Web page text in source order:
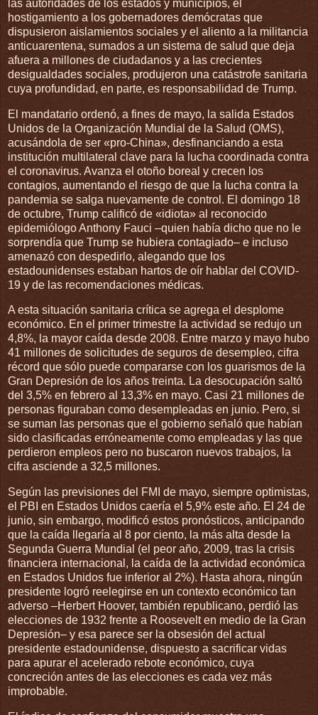
las autoridades de los estados y municipios, el
hostigamiento a los gobernadores demócratas que
dispusieron aislamientos sociales y el aliento a la militancia
anticuarentena, sumados a un sistema de salud que deja
afuera a millones de ciudadanos y a las crecientes
desigualdades sociales, produjeron una catástrofe sanitaria
cuya profundidad, en parte, es responsabilidad de Trump.
El mandatario ordenó, a fines de mayo, la salida Estados
Unidos de la Organización Mundial de la Salud (OMS),
acusándola de ser «pro-China», desfinanciando a esta
institución multilateral clave para la lucha coordinada contra
el coronavirus. Avanza el otoño boreal y crecen los
contagios, aumentando el riesgo de que la lucha contra la
pandemia se salga nuevamente de control. El domingo 18
de octubre, Trump calificó de «idiota» al reconocido
epidemiólogo Anthony Fauci –quien había dicho que no le
sorprendía que Trump se hubiera contagiado– e incluso
amenazó con despedirlo, alegando que los
estadounidenses estaban hartos de oír hablar del COVID-
19 y de las recomendaciones médicas.
A esta situación sanitaria crítica se agrega el desplome
económico. En el primer trimestre la actividad se redujo un
4,8%, la mayor caída desde 2008. Entre marzo y mayo hubo
41 millones de solicitudes de seguros de desempleo, cifra
récord que sólo puede compararse con los guarismos de la
Gran Depresión de los años treinta. La desocupación saltó
del 3,5% en febrero al 13,3% en mayo. Casi 21 millones de
personas figuraban como desempleadas en junio. Pero, si
se suman las personas que el gobierno señaló que habían
sido clasificadas erróneamente como empleadas y las que
perdieron empleos pero no buscaron nuevos trabajos, la
cifra asciende a 32,5 millones.
Según las previsiones del FMI de mayo, siempre optimistas,
el PBI en Estados Unidos caería el 5,9% este año. El 24 de
junio, sin embargo, modificó estos pronósticos, anticipando
que la caída llegaría al 8 por ciento, la más alta desde la
Segunda Guerra Mundial (el peor año, 2009, tras la crisis
financiera internacional, la caída de la actividad económica
en Estados Unidos fue inferior al 2%). Hasta ahora, ningún
presidente logró reelegirse en un contexto económico tan
adverso –Herbert Hoover, también republicano, perdió las
elecciones de 1932 frente a Roosevelt en medio de la Gran
Depresión– y esa parece ser la obsesión del actual
presidente estadounidense, dispuesto a sacrificar vidas
para apurar el acelerado rebote económico, cuya
concreción antes de las elecciones es cada vez más
improbable.